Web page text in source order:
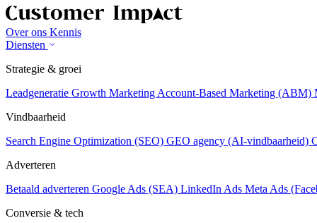
Over ons Kennis
Diensten
Strategie & groei
Leadgeneratie Growth Marketing Account-Based Marketing (ABM)
Vindbaarheid
Search Engine Optimization (SEO) GEO agency (AI-vindbaarheid)
Adverteren
Betaald adverteren Google Ads (SEA) LinkedIn Ads Meta Ads
Conversie & tech